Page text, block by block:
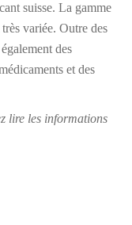
suisse. La gamme
variée. Outre des
des
et des
lire les informations